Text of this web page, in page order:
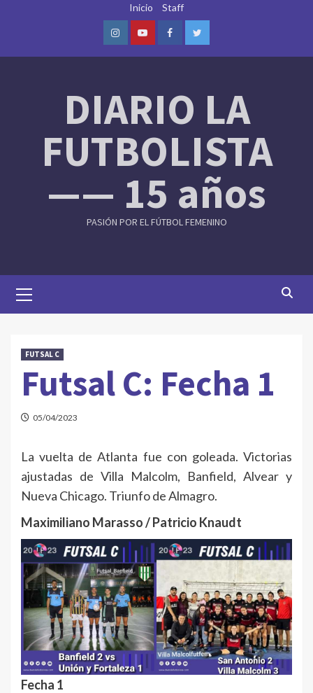
Inicio Staff
InstagramYoutubeFacebookTwitter
DIARIO LA
FUTBOLISTA
—— 15 años
PASIÓN POR EL FÚTBOL FEMENINO
Menu
FUTSAL C
Futsal C: Fecha 1
05/04/2023
La vuelta de Atlanta fue con goleada. Victorias
ajustadas de Villa Malcolm, Banfield, Alvear y
Nueva Chicago. Triunfo de Almagro.
Maximiliano Marasso / Patricio Knaudt
Fecha 1